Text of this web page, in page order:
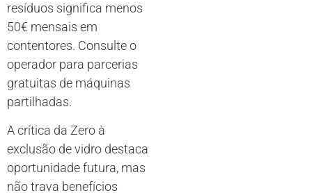
resíduos significa menos
50€ mensais em
contentores. Consulte o
operador para parcerias
gratuitas de máquinas
partilhadas.
A crítica da Zero à
exclusão de vidro destaca
oportunidade futura, mas
não trava benefícios